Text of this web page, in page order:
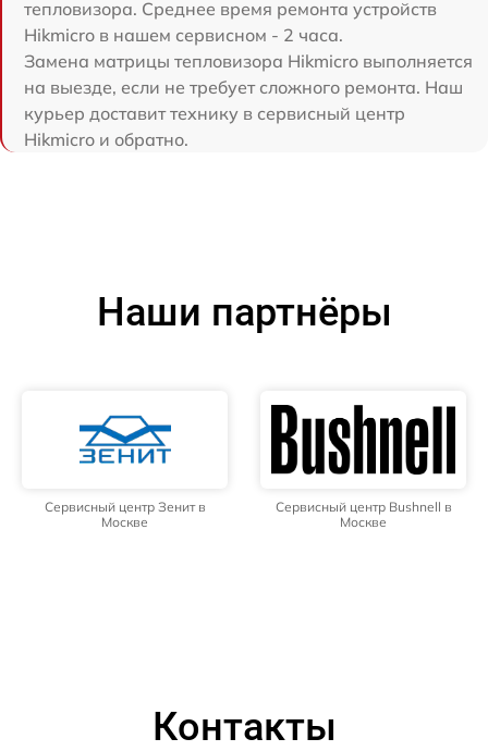
тепловизора. Среднее время ремонта устройств
Hikmicro в нашем сервисном - 2 часа.
Замена матрицы тепловизора Hikmicro выполняется
на выезде, если не требует сложного ремонта. Наш
курьер доставит технику в сервисный центр
Hikmicro и обратно.
Наши партнёры
Сервисный центр Зенит в
Москве
Сервисный центр Bushnell в
Москве
Контакты